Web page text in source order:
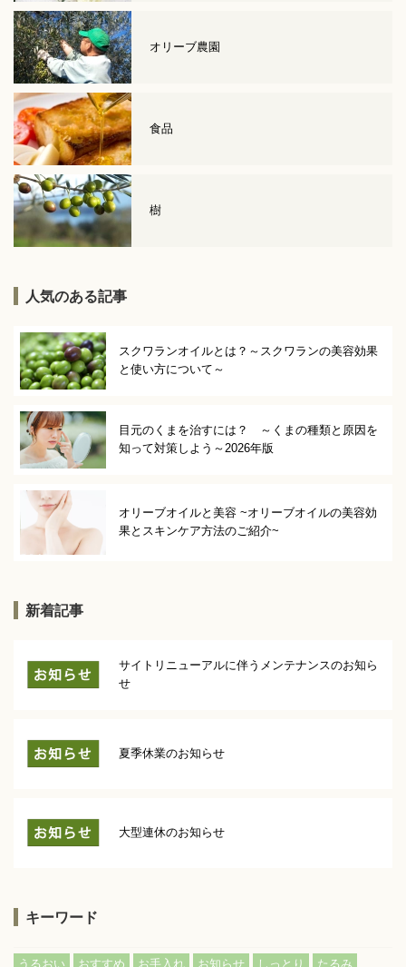
オリーブ農園
食品
樹
人気のある記事
スクワランオイルとは？～スクワランの美容効果
と使い方について～
目元のくまを治すには？ ～くまの種類と原因を
知って対策しよう～2026年版
オリーブオイルと美容 ~オリーブオイルの美容効
果とスキンケア方法のご紹介~
新着記事
サイトリニューアルに伴うメンテナンスのお知ら
せ
夏季休業のお知らせ
大型連休のお知らせ
キーワード
うるおい おすすめ お手入れ お知らせ しっとり たるみ